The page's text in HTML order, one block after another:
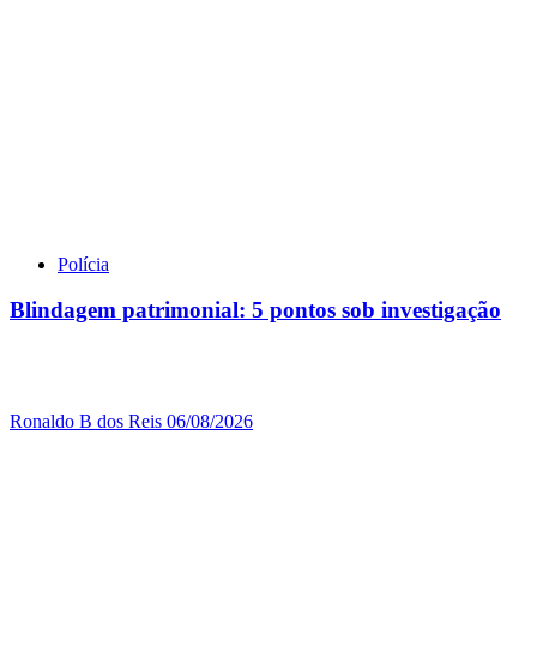
Polícia
Blindagem patrimonial: 5 pontos sob investigação
Ronaldo B dos Reis 06/08/2026